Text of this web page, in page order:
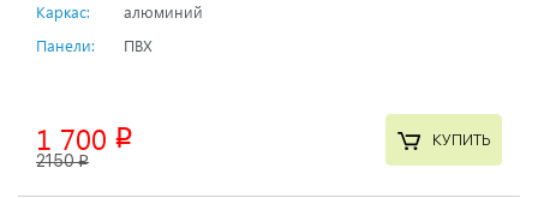
Каркас:
алюминий
Панели:
ПВХ
1 700 p
2150p
КУПИТЬ